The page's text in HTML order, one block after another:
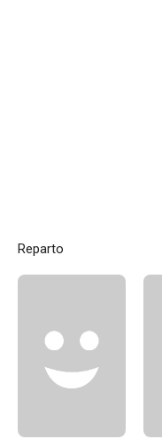
Reparto